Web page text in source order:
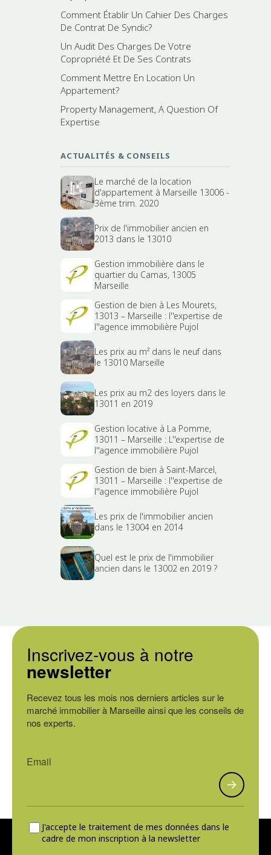
Comment Établir Un Cahier Des Charges
De Contrat De Syndic?
Un Audit Des Charges De Votre
Copropriété Et De Ses Contrats
Comment Mettre En Location Un
Appartement?
Property Management, A Question Of
Expertise
ACTUALITÉS & CONSEILS
Le marché de la location
d'appartement à Marseille 13006 -
3ème trim. 2020
Prix de l'immobilier ancien en
2013 dans le 13010
Gestion immobilière dans le
quartier du Camas, 13005
Marseille
Gestion de bien à Les Mourets,
13013 – Marseille : l''expertise de
l''agence immobilière Pujol
Les prix au m² dans le neuf dans
le 13010 Marseille
Les prix au m2 des loyers dans le
13011 en 2019
Gestion locative à La Pomme,
13011 – Marseille : L''expertise de
l''agence immobilière Pujol
Gestion de bien à Saint-Marcel,
13011 – Marseille : l''expertise de
l''agence immobilière Pujol
Les prix de l'immobilier ancien
dans le 13004 en 2014
Quel est le prix de l'immobilier
ancien dans le 13002 en 2019 ?
Inscrivez-vous à notre
newsletter
Recevez tous les mois nos derniers articles sur le
marché immobilier à Marseille ainsi que les conseils de
nos experts.
J'accepte le traitement de mes données dans le
cadre de mon inscription à la newsletter